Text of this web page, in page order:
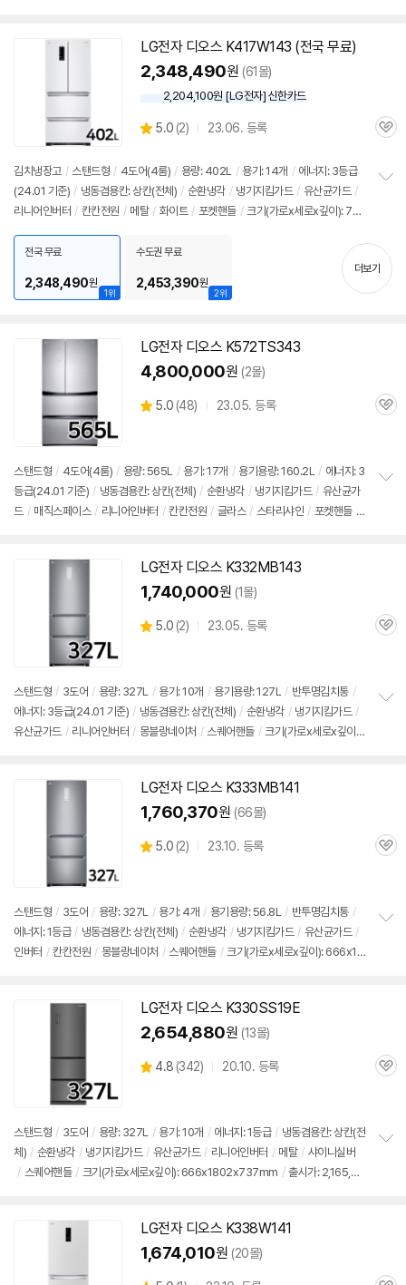
LG전자 디오스 K417W143 (전국 무료)
2,348,490원 (61몰)
2,204,100원 [LG전자] 신한카드
별
5.0 (상
리
뷰
2) 23.06. 등록
관
김치 냉장고 / 스탠드형 / 4도어(4룸) / 용량: 402L / 용기: 14개 / 에너지: 3등급
(24.01 기준) / 냉동겸용칸: 상칸(전체) / 순환냉각 / 냉기지킴가드 / 유산균가드 /
리니어인버터 / 칸칸전원 / 메탈 / 화이트 / 포켓핸들 / 크기(가로x세로x깊이): 75
기
1위
전국 무료
2,348,490원
2위
수도권 무료
2,453,390원
더보기
LG전자 디오스 K572TS343
4,800,000원 (2몰)
별
5.0 (상
뷰
48) 23.05. 등록
관
스탠드형 / 4도어(4룸) / 용량: 565L / 용기: 17개 / 용기용량: 160.2L / 에너지: 3
등급(24.01 기준) / 냉동겸용칸: 상칸(전체) / 순환냉각 / 냉기지킴가드 / 유산균가
드 / 매직스페이스 / 리니어인버터 / 칸칸전원 / 글라스 / 스타리샤인 / 포켓핸들 /
LG전자 디오스 K332MB143
1,740,000원 (1몰)
별
5.0 (상
뷰
2) 23.05. 등록
관
스탠드형 / 3도어 / 용량: 327L / 용기: 10개 / 용기용량: 127L / 반투명김치통 /
에너지: 3등급(24.01 기준) / 냉동겸용칸: 상칸(전체) / 순환냉각 / 냉기지킴가드 /
유산균가드 / 리니어인버터 / 몽블랑네이처 / 스퀘어핸들 / 크기(가로x세로x깊이):
LG전자 디오스 K333MB141
1,760,370원 (66몰)
별
5.0 (상
뷰
2) 23.10. 등록
관
스탠드형 / 3도어 / 용량: 327L / 용기: 4개 / 용기용량: 56.8L / 반투명김치통 /
에너지: 1등급 / 냉동겸용칸: 상칸(전체) / 순환냉각 / 냉기지킴가드 / 유산균가드 /
인버터 / 칸칸전원 / 몽블랑네이처 / 스퀘어핸들 / 크기(가로x세로x깊이): 666x18
LG전자 디오스 K330SS19E
2,654,880원 (13몰)
별
4.8 (상
뷰
342) 20.10. 등록
관
스탠드형 / 3도어 / 용량: 327L / 용기: 10개 / 에너지: 1등급 / 냉동겸용칸: 상칸(전
체) / 순환냉각 / 냉기지킴가드 / 유산균가드 / 리니어인버터 / 메탈 / 샤이니실버
/ 스퀘어핸들 / 크기(가로x세로x깊이): 666x1802x737mm / 출시가: 2,165,00
LG전자 디오스 K338W141
1,674,010원 (20몰)